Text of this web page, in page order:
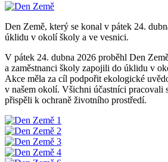
Den Země, který se konal v pátek 24.
úklidu v okolí školy a ve vesnici.
V pátek 24. dubna 2026 proběhl Den
a zaměstnanci školy zapojili do úklidu v
Akce měla za cíl podpořit ekologické
v našem okolí. Všichni účastníci pracovali
přispěli k ochraně životního prostředí.